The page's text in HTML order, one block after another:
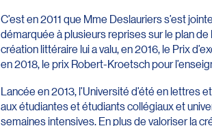
C’est en 2011 que Mme Deslauriers s’est
démarquée à plusieurs reprises sur le plan de
création littéraire lui a valu, en 2016, le Prix
en 2018, le prix Robert-Kroetsch pour
Lancée en 2013, l’Université d’été en lettres
aux étudiantes et étudiants collégiaux et
semaines intensives. En plus de valoriser la